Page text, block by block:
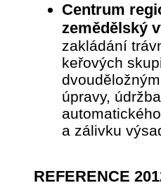
Centrum
zemědělský
zakládání
keřových
úpravy,
a zálivku
REFERENCE